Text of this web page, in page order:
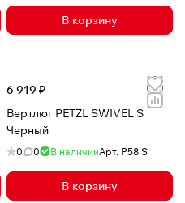
В корзину
6 919 ₽
Вертлюг PETZL SWIVEL S
Черный
0 0 В наличииАрт. P58 S
В корзину